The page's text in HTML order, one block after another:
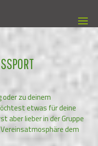
oder zu deinem
etwas für deine
aber lieber in der Gruppe
dem